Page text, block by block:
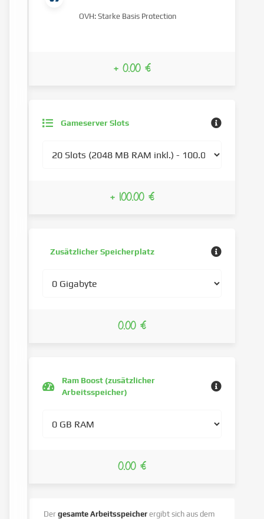
Gameserver Slots
+ 100.00 €
OVH: Starke Basis Protection
+ 0.00 €
Zusätzlicher Speicherplatz
0.00 €
Ram Boost (zusätzlicher
Arbeitsspeicher)
0.00 €
Dergesamte Arbeitsspeicher ergibt sich aus dem